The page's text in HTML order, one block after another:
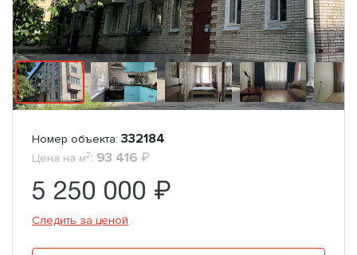
Номер объекта: 332184
Цена на м2: 93 416 ₽
5 250 000 ₽
Следить за ценой